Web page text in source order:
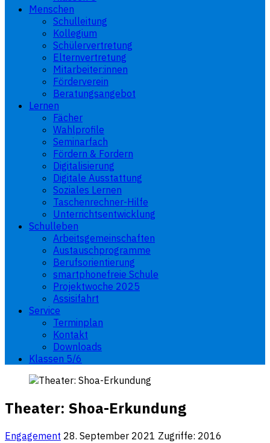
Menschen
Schulleitung
Kollegium
Schülervertretung
Elternvertretung
Mitarbeiter:innen
Förderverein
Beratungsangebot
Lernen
Fächer
Wahlprofile
Seminarfach
Fördern & Fordern
Digitalisierung
Digitale Ausstattung
Soziales Lernen
Taschenrechner-Hilfe
Unterrichtsentwicklung
Schulleben
Arbeitsgemeinschaften
Austauschprogramme
Berufsorientierung
smartphonefreie Schule
Projektwoche 2025
Assisifahrt
Service
Terminplan
Kontakt
Downloads
Klassen 5/6
Theater: Shoa-Erkundung
Engagement 28. September 2021 Zugriffe: 2016